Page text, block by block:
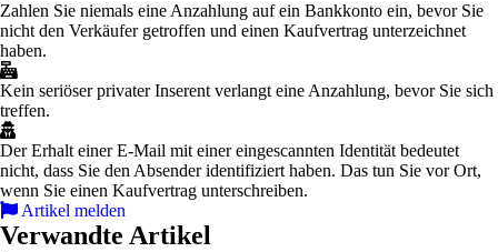
Zahlen Sie niemals eine Anzahlung auf ein Bankkonto ein, bevor Sie
nicht den Verkäufer getroffen und einen Kaufvertrag unterzeichnet
haben.
Kein seriöser privater Inserent verlangt eine Anzahlung, bevor Sie sich
treffen.
Der Erhalt einer E-Mail mit einer eingescannten Identität bedeutet
nicht, dass Sie den Absender identifiziert haben. Das tun Sie vor Ort,
wenn Sie einen Kaufvertrag unterschreiben.
Artikel melden
Verwandte Artikel